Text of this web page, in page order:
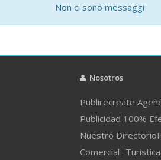
Non ci sono messaggi
Nosotros
Publirecreate
Publicidad 100%
Nuestro
Comercial -